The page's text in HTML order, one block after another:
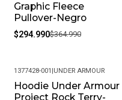
Productos Químicos
Fresco Y Seco Cuando
• Peso Del Producto:
Graphic Fleece
Pullover-Negro
$294.990$364.990
-35%
1377428-001 |UNDER ARMOUR
Hoodie Under Armour
Project Rock Terry-